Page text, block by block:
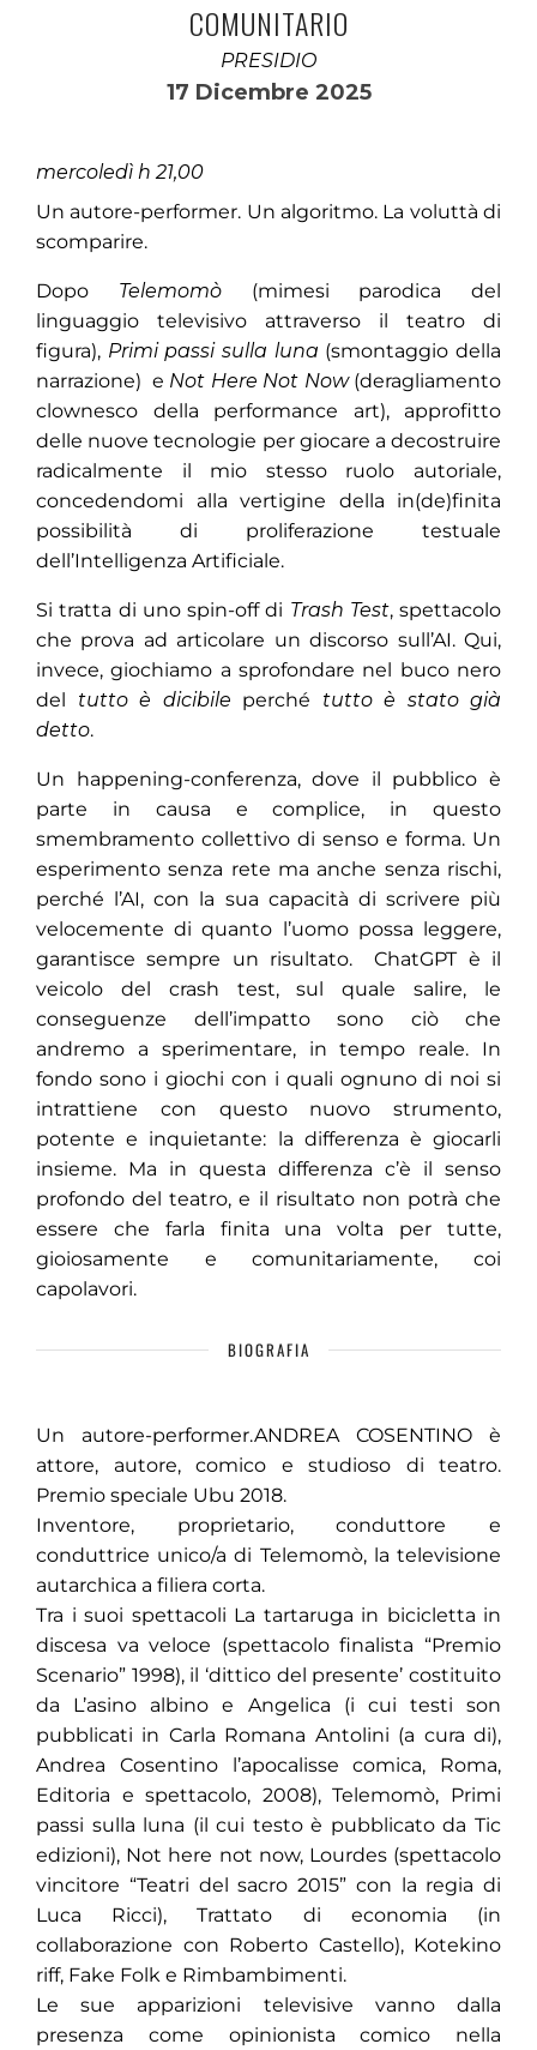
COMUNITARIO
PRESIDIO
17 Dicembre 2025
mercoledì h 21,00
Un autore-performer. Un algoritmo. La voluttà di
scomparire.
Dopo Telemomò(mimesi parodica del
linguaggio televisivo attraverso il teatro di
figura), Primi passi sulla luna (smontaggio della
narrazione) e Not Here Not Now(deragliamento
clownesco della performance art), approfitto
delle nuove tecnologie per giocare a decostruire
radicalmente il mio stesso ruolo autoriale,
concedendomi alla vertigine della in(de)finita
possibilità di proliferazione testuale
dell’Intelligenza Artificiale.
Si tratta di uno spin-off di Trash Test, spettacolo
che prova ad articolare un discorso sull’AI. Qui,
invece, giochiamo a sprofondare nel buco nero
del tutto è dicibile perché tutto è stato già
detto.
Un happening-conferenza, dove il pubblico è
parte in causa e complice, in questo
smembramento collettivo di senso e forma. Un
esperimento senza rete ma anche senza rischi,
perché l’AI, con la sua capacità di scrivere più
velocemente di quanto l’uomo possa leggere,
garantisce sempre un risultato.
ChatGPT è il
veicolo del crash test, sul quale salire, le
conseguenze dell’impatto sono ciò che
andremo a sperimentare, in tempo reale. In
fondo sono i giochi con i quali ognuno di noi si
intrattiene con questo nuovo strumento,
potente e inquietante: la differenza è giocarli
insieme. Ma in questa differenza c’è il senso
profondo del teatro, e il risultato non potrà che
essere che farla finita una volta per tutte,
gioiosamente e comunitariamente, coi
capolavori.
BIOGRAFIA
Un autore-performer.ANDREA COSENTINO è
attore, autore, comico e studioso di teatro.
Premio speciale Ubu 2018.
Inventore, proprietario, conduttore e
conduttrice unico/a di Telemomò, la televisione
autarchica a filiera corta.
Tra i suoi spettacoli La tartaruga in bicicletta in
discesa va veloce (spettacolo finalista “Premio
Scenario” 1998), il ‘dittico del presente’ costituito
da L’asino albino e Angelica (i cui testi son
pubblicati in Carla Romana Antolini (a cura di),
Andrea Cosentino l’apocalisse comica, Roma,
Editoria e spettacolo, 2008), Telemomò, Primi
passi sulla luna (il cui testo è pubblicato da Tic
edizioni), Not here not now, Lourdes (spettacolo
vincitore “Teatri del sacro 2015” con la regia di
Luca Ricci), Trattato di economia (in
collaborazione con Roberto Castello), Kotekino
riff, Fake Folk e Rimbambimenti.
Le sue apparizioni televisive vanno dalla
presenza come opinionista comico nella